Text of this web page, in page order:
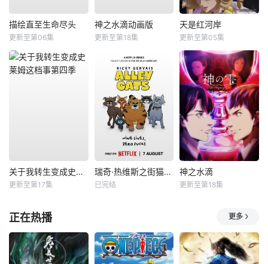
描绘直至生命尽头
更新至第06集
神之水滴动画版
更新至第18集
天是红河岸
更新至第05集
关于我转生变成史莱姆这档事第四季
更新至第17集
瑞奇·热维斯之街猫一族
已完结
神之水滴
更新至第18集
正在热播 更多